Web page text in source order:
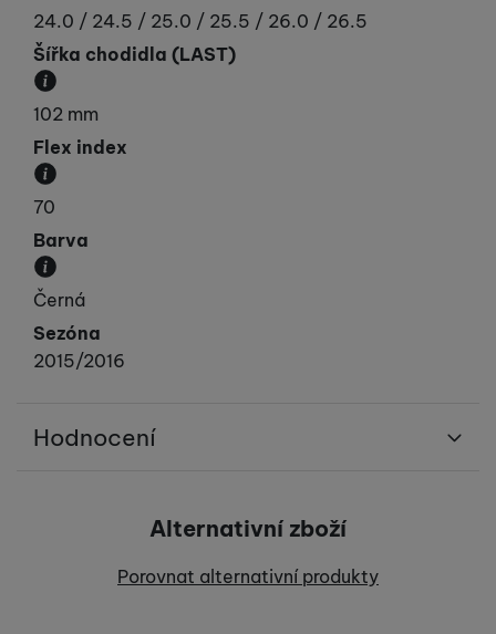
Délka chodidla v cm.
24.0 / 24.5 / 25.0 / 25.5 / 26.0 / 26.5
Šířka chodidla (LAST)
Jak máte široké chodidlo v oblasti prstů.
102 mm
Flex index
Stupnice tuhosti lyžařské boty.
70
Barva
Převládající barva výrobku.
Černá
Sezóna
2015/2016
Hodnocení
Recenze
Alternativní zboží
Porovnat alternativní produkty